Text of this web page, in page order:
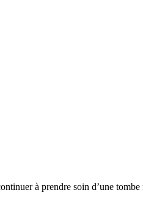
à prendre soin d’une